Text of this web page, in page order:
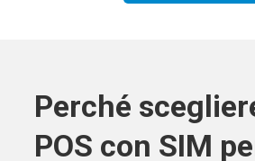
Perché
POS con SIM